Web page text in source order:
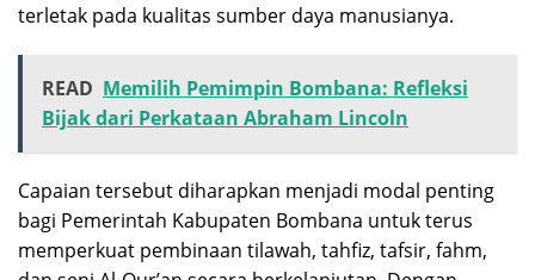
terletak pada kualitas sumber daya manusianya.
READ Memilih Pemimpin Bombana: Refleksi
Bijak dari Perkataan Abraham Lincoln
Capaian tersebut diharapkan menjadi modal penting
bagi Pemerintah Kabupaten Bombana untuk terus
memperkuat pembinaan tilawah, tahfiz, tafsir, fahm,